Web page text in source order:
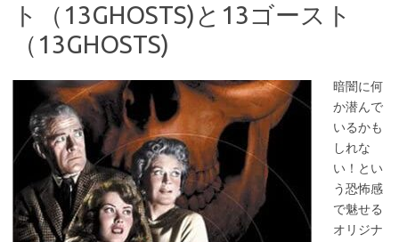
ト（13GHOSTS)と13ゴースト
（13GHOSTS)
暗闇に何
か潜んで
いるかも
しれな
い！とい
う恐怖感
で魅せる
オリジナ